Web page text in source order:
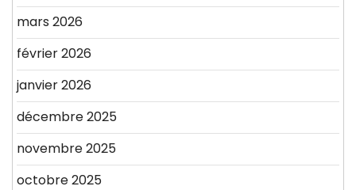
mars 2026
février 2026
janvier 2026
décembre 2025
novembre 2025
octobre 2025